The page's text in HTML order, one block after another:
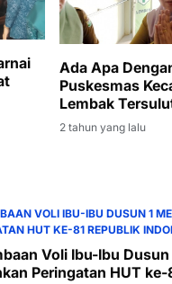
Ada Apa
Puskesmas
Lembak
Saat Dikonfirmasi
Wartawan Terkait
2 tahun yang lalu
VOLI IBU-IBU DUSUN 1
HUT KE-81 REPUBLIK
Voli Ibu-Ibu Dusun
Peringatan HUT ke-